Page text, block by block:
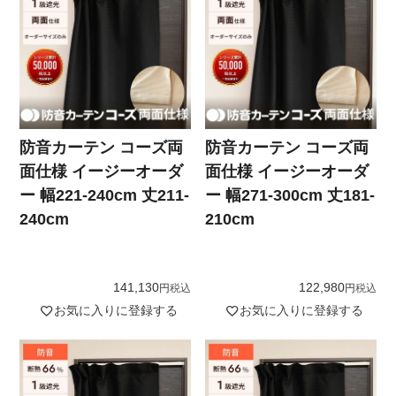
防音カーテン コーズ両
面仕様 イージーオーダ
ー 幅221-240cm 丈211-
240cm
141,130 税込
お気に入りに登録する
防音カーテン コーズ両
面仕様 イージーオーダ
ー 幅271-300cm 丈181-
210cm
122,980 税込
お気に入りに登録する